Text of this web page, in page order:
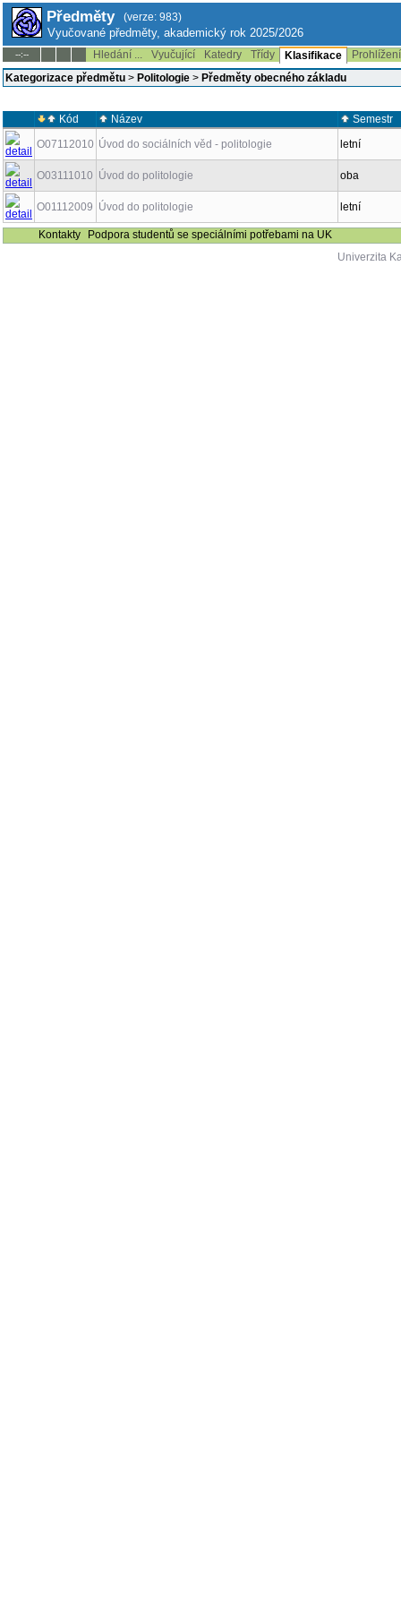
Předměty (verze: 983)
Vyučované předměty, akademický rok 2025/2026
--:-- Hledání ... Vyučující Katedry Třídy Klasifikace
Kategorizace předmětu > Politologie > Předměty obecného základu
Kód Název
Semestr
O07112010 Úvod do sociálních věd - politologie letní
O03111010 Úvod do politologie oba
O01112009 Úvod do politologie letní
Kontakty
Podpora studentů se speciálními potřebami na UK
Univerzita